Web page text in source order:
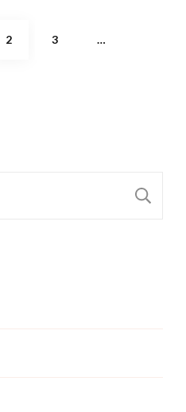
PAGE
2 PAGE
3 …